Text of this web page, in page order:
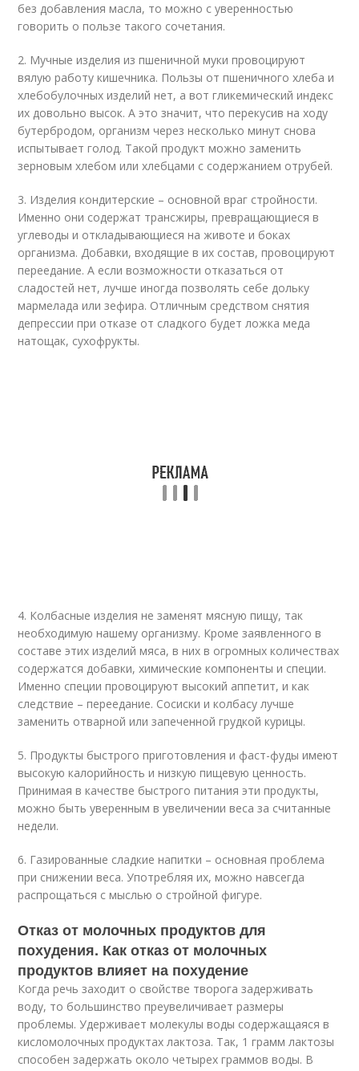
без добавления масла, то можно с уверенностью
говорить о пользе такого сочетания.
2. Мучные изделия из пшеничной муки провоцируют
вялую работу кишечника. Пользы от пшеничного хлеба и
хлебобулочных изделий нет, а вот гликемический индекс
их довольно высок. А это значит, что перекусив на ходу
бутербродом, организм через несколько минут снова
испытывает голод. Такой продукт можно заменить
зерновым хлебом или хлебцами с содержанием отрубей.
3. Изделия кондитерские – основной враг стройности.
Именно они содержат трансжиры, превращающиеся в
углеводы и откладывающиеся на животе и боках
организма. Добавки, входящие в их состав, провоцируют
переедание. А если возможности отказаться от
сладостей нет, лучше иногда позволять себе дольку
мармелада или зефира. Отличным средством снятия
депрессии при отказе от сладкого будет ложка меда
натощак, сухофрукты.
4. Колбасные изделия не заменят мясную пищу, так
необходимую нашему организму. Кроме заявленного в
составе этих изделий мяса, в них в огромных количествах
содержатся добавки, химические компоненты и специи.
Именно специи провоцируют высокий аппетит, и как
следствие – переедание. Сосиски и колбасу лучше
заменить отварной или запеченной грудкой курицы.
5. Продукты быстрого приготовления и фаст-фуды имеют
высокую калорийность и низкую пищевую ценность.
Принимая в качестве быстрого питания эти продукты,
можно быть уверенным в увеличении веса за считанные
недели.
6. Газированные сладкие напитки – основная проблема
при снижении веса. Употребляя их, можно навсегда
распрощаться с мыслью о стройной фигуре.
Отказ от молочных продуктов для
похудения. Как отказ от молочных
продуктов влияет на похудение
Когда речь заходит о свойстве творога задерживать
воду, то большинство преувеличивает размеры
проблемы. Удерживает молекулы воды содержащаяся в
кисломолочных продуктах лактоза. Так, 1 грамм лактозы
способен задержать около четырех граммов воды. В